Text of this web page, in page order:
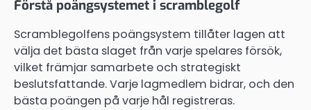
Förstå poängsystemet i scramblegolf
Scramblegolfens poängsystem tillåter lagen att
välja det bästa slaget från varje spelares försök,
vilket främjar samarbete och strategiskt
beslutsfattande. Varje lagmedlem bidrar, och den
bästa poängen på varje hål registreras.